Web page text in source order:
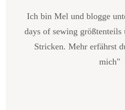
Ich bin Mel und blogge
days of sewing größtenteils
Stricken. Mehr erfährst
mich"